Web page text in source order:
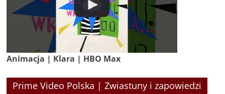
Animacja | Klara | HBO Max
Prime Video Polska | Zwiastuny i zapowiedzi